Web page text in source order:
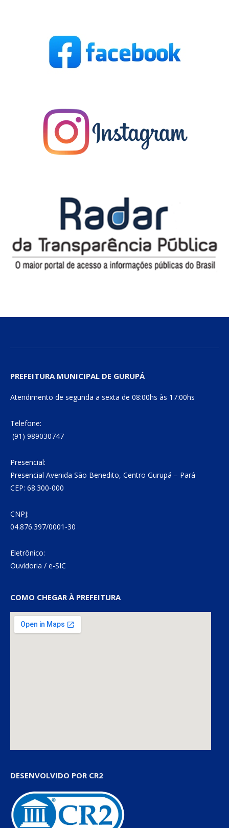
PREFEITURA MUNICIPAL DE GURUPÁ
Atendimento de segunda a sexta de 08:00hs às 17:00hs
Telefone:
(91) 989030747
Presencial:
Presencial Avenida São Benedito, Centro Gurupá – Pará
CEP: 68.300-000
CNPJ:
04.876.397/0001-30
Eletrônico:
Ouvidoria / e-SIC
COMO CHEGAR À PREFEITURA
DESENVOLVIDO POR CR2